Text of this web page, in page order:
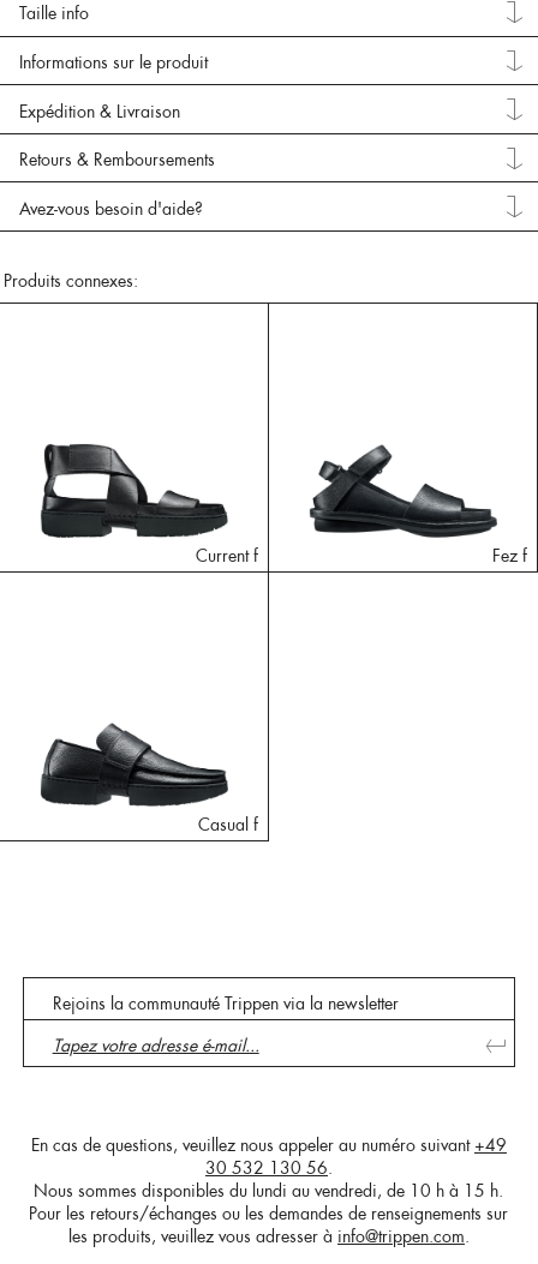
Taille info
Informations sur le produit
Expédition & Livraison
Retours & Remboursements
Avez-vous besoin d'aide?
Produits connexes:
Current f Fez f
Casual f
Rejoins la communauté Trippen via la newsletter
En cas de questions, veuillez nous appeler au numéro suivant +49
30 532 130 56.
Nous sommes disponibles du lundi au vendredi, de 10 h à 15 h.
Pour les retours/échanges ou les demandes de renseignements sur
les produits, veuillez vous adresser à info@trippen.com.